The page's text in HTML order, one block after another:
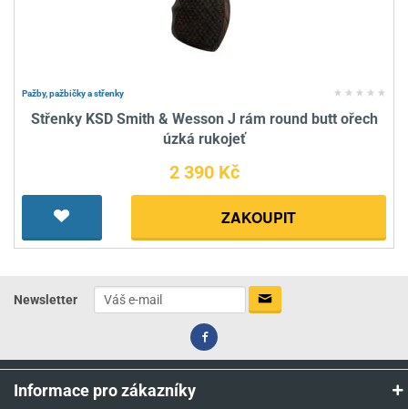
Pažby, pažbičky a střenky
Střenky KSD Smith & Wesson J rám round butt ořech
úzká rukojeť
2 390 Kč
ZAKOUPIT
Newsletter
Informace pro zákazníky